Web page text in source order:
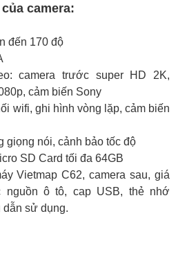
camera:
đến 170 độ
camera trước super HD 2K,
cảm biến Sony
wifi, ghi hình vòng lặp, cảm biến
giọng nói, cảnh bảo tốc độ
SD Card tối đa 64GB
Vietmap C62, camera sau, giá
nguồn ô tô, cap USB, thẻ nhớ
sử dụng.